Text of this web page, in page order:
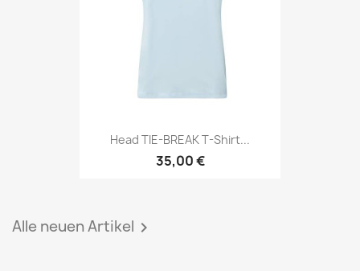
Head TIE-BREAK T-Shirt...
35,00 €
Alle neuen Artikel 